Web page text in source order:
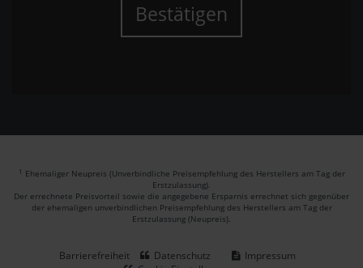
Bestätigen
1 Ehemaliger Neupreis (Unverbindliche Preisempfehlung des Herstellers am Tag der
Erstzulassung).
Der errechnete Preisvorteil sowie die angegebene Ersparnis errechnet sich gegenüber
der ehemaligen unverbindlichen Preisempfehlung des Herstellers am Tag der
Erstzulassung (Neupreis).
Barrierefreiheit Datenschutz
Impressum